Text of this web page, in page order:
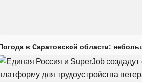
в Саратовской области: